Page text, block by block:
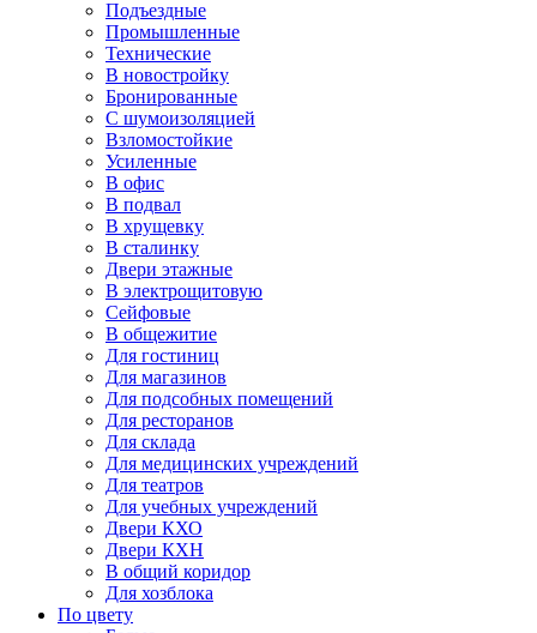
Подъездные
Промышленные
Технические
В новостройку
Бронированные
С шумоизоляцией
Взломостойкие
Усиленные
В офис
В подвал
В хрущевку
В сталинку
Двери этажные
В электрощитовую
Сейфовые
В общежитие
Для гостиниц
Для магазинов
Для подсобных помещений
Для ресторанов
Для склада
Для медицинских учреждений
Для театров
Для учебных учреждений
Двери КХО
Двери КХН
В общий коридор
Для хозблока
По цвету